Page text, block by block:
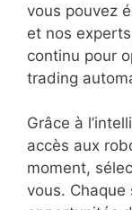
vous pouvez
et nos
continu pour
trading
Grâce à
accès aux
moment,
vous. Chaque